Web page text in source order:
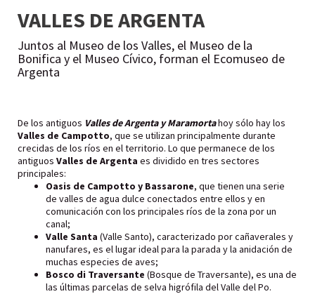
VALLES DE ARGENTA
Juntos al Museo de los Valles, el Museo de la
Bonifica y el Museo Cívico, forman el Ecomuseo de
Argenta
De los antiguos Valles de Argenta y Maramortahoy sólo hay los
Valles de Campotto, que se utilizan principalmente durante
crecidas de los ríos en el territorio. Lo que permanece de los
antiguos Valles de Argenta es dividido en tres sectores
principales:
Oasis de Campotto y Bassarone, que tienen una serie
de valles de agua dulce conectados entre ellos y en
comunicación con los principales ríos de la zona por un
canal;
Valle Santa (Valle Santo), caracterizado por cañaverales y
nanufares, es el lugar ideal para la parada y la anidación de
muchas especies de aves;
Bosco di Traversante (Bosque de Traversante), es una de
las últimas parcelas de selva higrófila del Valle del Po.